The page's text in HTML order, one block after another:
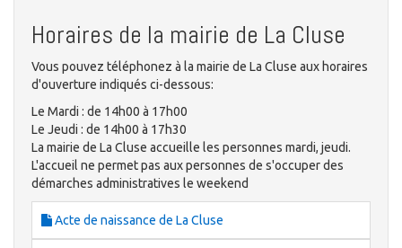
Horaires de la mairie de La Cluse
Vous pouvez téléphonez à la mairie de La Cluse aux horaires
d'ouverture indiqués ci-dessous:
Le Mardi : de 14h00 à 17h00
Le Jeudi : de 14h00 à 17h30
La mairie de La Cluse accueille les personnes mardi, jeudi.
L'accueil ne permet pas aux personnes de s'occuper des
démarches administratives le weekend
Acte de naissance de La Cluse